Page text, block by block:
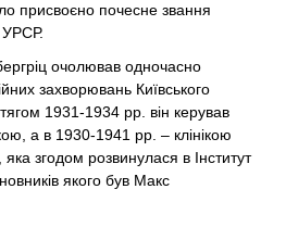
присвоєно почесне звання
УРСР.
очолював одночасно
захворювань Київського
1931-1934 рр. він керував
а в 1930-1941 рр. – клінікою
згодом розвинулася в Інститут
якого був Макс